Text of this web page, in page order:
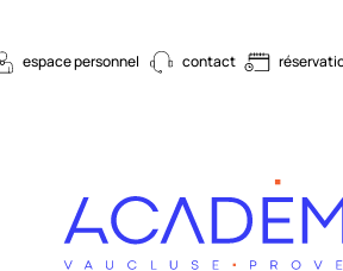
espace personnel contact